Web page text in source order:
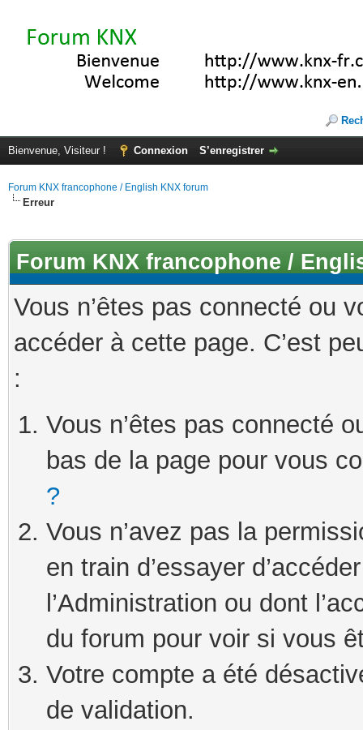
Bienvenue, Visiteur ! Connexion S’enregistrer
Forum KNX francophone / English KNX forum
Erreur
Forum KNX francophone /
Vous n’êtes pas connecté ou
accéder à cette page. C’est
:
Vous n’êtes pas connecté
bas de la page pour vous
?
Vous n’avez pas la
en train d’essayer
l’Administration ou dont
du forum pour voir si vous
Votre compte a été
de validation.